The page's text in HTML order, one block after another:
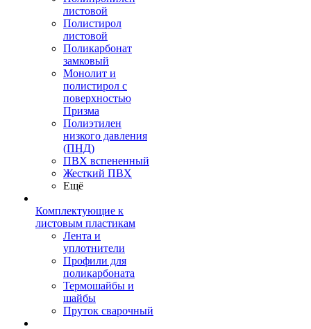
листовой
Полистирол
листовой
Поликарбонат
замковый
Монолит и
полистирол с
поверхностью
Призма
Полиэтилен
низкого давления
(ПНД)
ПВХ вспененный
Жесткий ПВХ
Ещё
Комплектующие к
листовым пластикам
Лента и
уплотнители
Профили для
поликарбоната
Термошайбы и
шайбы
Пруток сварочный